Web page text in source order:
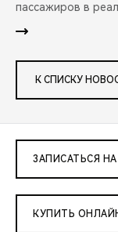
пассажиров в
К СПИСКУ
ЗАПИСАТЬСЯ
КУПИТЬ